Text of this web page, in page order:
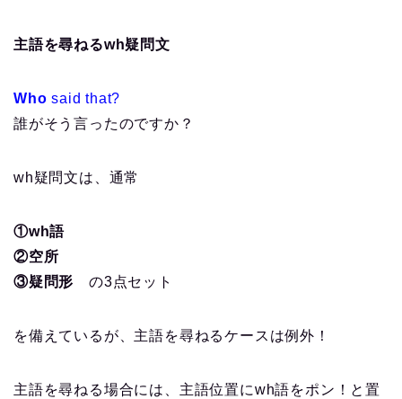
主語を尋ねるwh疑問文
Who said that?
誰がそう言ったのですか？
wh疑問文は、通常
①wh語
②空所
③疑問形 の3点セット
を備えているが、主語を尋ねるケースは例外！
主語を尋ねる場合には、主語位置にwh語をポン！と置